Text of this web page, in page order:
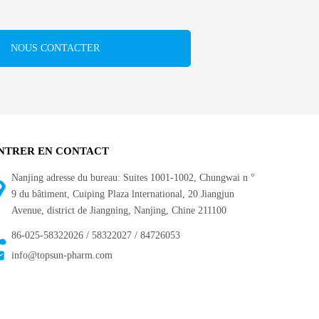
NOUS CONTACTER
EN CONTACT
Nanjing adresse du bureau: Suites 1001-1002, Chungwai n °
9 du bâtiment, Cuiping Plaza lnternational, 20 Jiangjun
Avenue, district de Jiangning, Nanjing, Chine 211100
86-025-58322026 / 58322027 / 84726053
info@topsun-pharm.com